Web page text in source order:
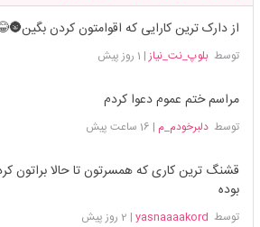
از دارک ترین کارایی که اقوامتون کردن
توسطبلوپ_نت_نیاز | 1 روز پیش
مراسم ختم عموم دعوا کردم
توسطدلبرخودم_م | 16 ساعت پیش
قشنگ ترین کاری که همسرتون تا حالا براتون
بوده
توسط yasnaaaakord
| 2 روز پیش